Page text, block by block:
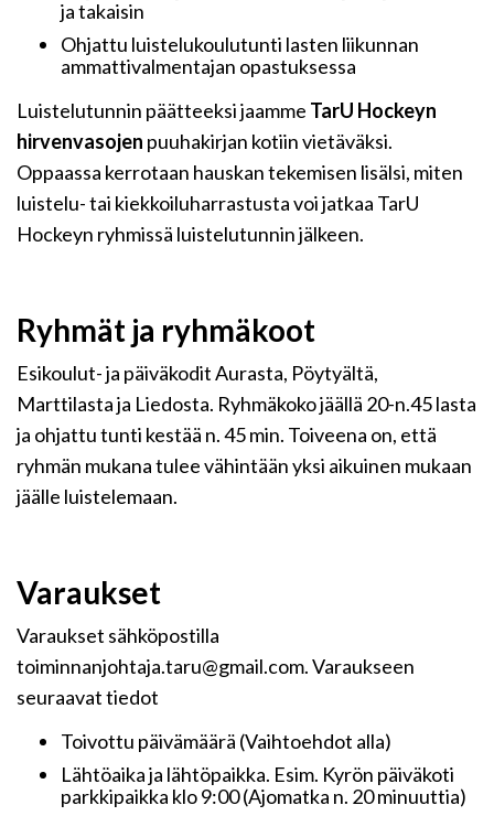
ja takaisin
Ohjattu luistelukoulutunti lasten liikunnan
ammattivalmentajan opastuksessa
Luistelutunnin päätteeksi jaamme TarU Hockeyn
hirvenvasojen puuhakirjan kotiin vietäväksi.
Oppaassa kerrotaan hauskan tekemisen lisälsi, miten
luistelu- tai kiekkoiluharrastusta voi jatkaa TarU
Hockeyn ryhmissä luistelutunnin jälkeen.
Ryhmät ja ryhmäkoot
Esikoulut- ja päiväkodit Aurasta, Pöytyältä,
Marttilasta ja Liedosta. Ryhmäkoko jäällä 20-n.45 lasta
ja ohjattu tunti kestää n. 45 min. Toiveena on, että
ryhmän mukana tulee vähintään yksi aikuinen mukaan
jäälle luistelemaan.
Varaukset
Varaukset sähköpostilla
toiminnanjohtaja.taru@gmail.com. Varaukseen
seuraavat tiedot
Toivottu päivämäärä (Vaihtoehdot alla)
Lähtöaika ja lähtöpaikka. Esim. Kyrön päiväkoti
parkkipaikka klo 9:00 (Ajomatka n. 20 minuuttia)